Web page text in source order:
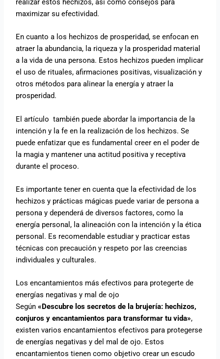
realizar estos hechizos, así como consejos para
maximizar su efectividad.
En cuanto a los hechizos de prosperidad, se enfocan en
atraer la abundancia, la riqueza y la prosperidad material
a la vida de una persona. Estos hechizos pueden implicar
el uso de rituales, afirmaciones positivas, visualización y
otros métodos para alinear la energía y atraer la
prosperidad.
El artículo también puede abordar la importancia de la
intención y la fe en la realización de los hechizos. Se
puede enfatizar que es fundamental creer en el poder de
la magia y mantener una actitud positiva y receptiva
durante el proceso.
Es importante tener en cuenta que la efectividad de los
hechizos y prácticas mágicas puede variar de persona a
persona y dependerá de diversos factores, como la
energía personal, la alineación con la intención y la ética
personal. Es recomendable estudiar y practicar estas
técnicas con precaución y respeto por las creencias
individuales y culturales.
Los encantamientos más efectivos para protegerte de
energías negativas y mal de ojo
Según«Descubre los secretos de la brujería: hechizos,
conjuros y encantamientos para transformar tu vida»,
existen varios encantamientos efectivos para protegerse
de energías negativas y del mal de ojo. Estos
encantamientos tienen como objetivo crear un escudo